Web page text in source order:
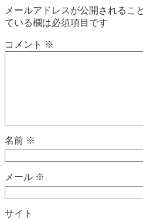
メールアドレスが公開されるこ
ている欄は必須項目です
コメント ※
名前 ※
メール ※
サイト